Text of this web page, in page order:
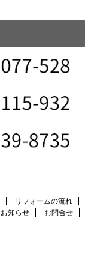
リフォームの流れ
お知らせ
お問合せ